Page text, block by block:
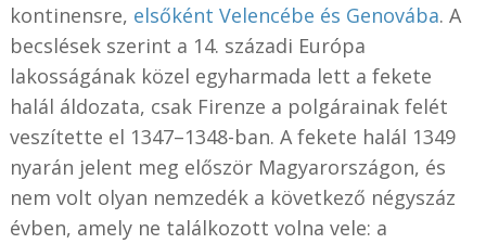
kontinensre, elsőként Velencébe és Genovába. A
becslések szerint a 14. századi Európa
lakosságának közel egyharmada lett a fekete
halál áldozata, csak Firenze a polgárainak felét
veszítette el 1347–1348-ban. A fekete halál 1349
nyarán jelent meg először Magyarországon, és
nem volt olyan nemzedék a következő négyszáz
évben, amely ne találkozott volna vele: a